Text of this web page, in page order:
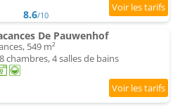
8.6/10
De Pauwenhof
549 m²
chambres, 4 salles de bains